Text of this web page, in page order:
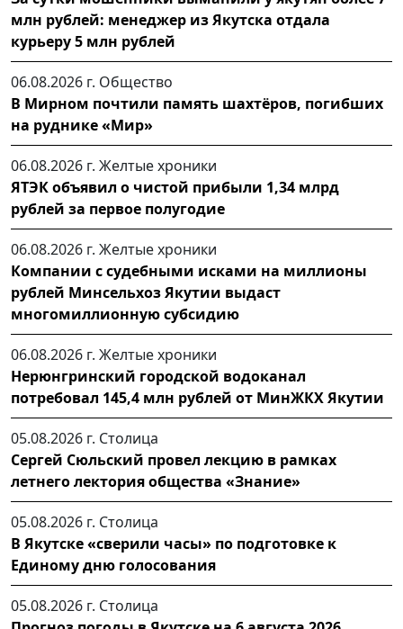
млн рублей: менеджер из Якутска отдала
курьеру 5 млн рублей
06.08.2026 г. Общество
В Мирном почтили память шахтёров, погибших
на руднике «Мир»
06.08.2026 г. Желтые хроники
ЯТЭК объявил о чистой прибыли 1,34 млрд
рублей за первое полугодие
06.08.2026 г. Желтые хроники
Компании с судебными исками на миллионы
рублей Минсельхоз Якутии выдаст
многомиллионную субсидию
06.08.2026 г. Желтые хроники
Нерюнгринский городской водоканал
потребовал 145,4 млн рублей от МинЖКХ Якутии
05.08.2026 г. Столица
Сергей Сюльский провел лекцию в рамках
летнего лектория общества «Знание»
05.08.2026 г. Столица
В Якутске «сверили часы» по подготовке к
Единому дню голосования
05.08.2026 г. Столица